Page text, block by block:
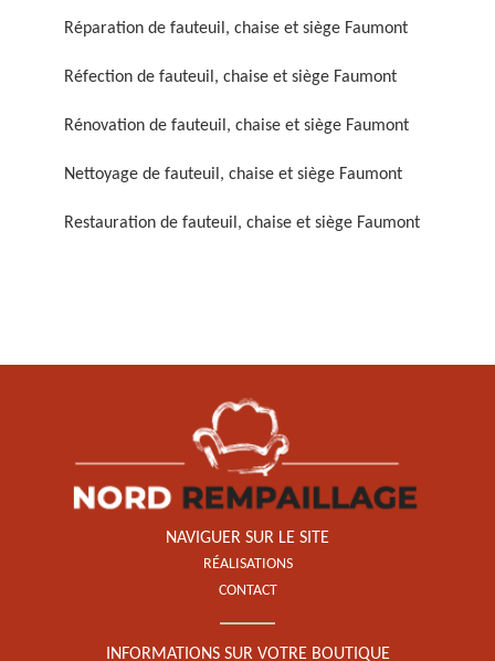
chaise et siège 59
chaise et siège 59
Réparation de fauteuil, chaise et siège Faumont
Réfection de fauteuil, chaise et siège Faumont
Rénovation de fauteuil, chaise et siège Faumont
Nettoyage de fauteuil, chaise et siège Faumont
Restauration de fauteuil, chaise et siège Faumont
NAVIGUER SUR LE SITE
RÉALISATIONS
CONTACT
INFORMATIONS SUR VOTRE BOUTIQUE